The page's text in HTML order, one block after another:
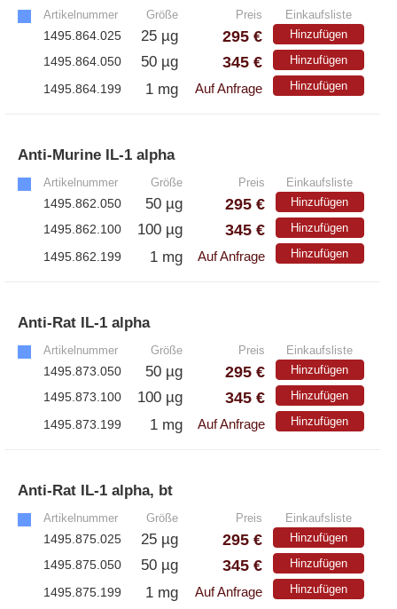
– Alle PeptiGrowth Produkte
– Kostenlose Muster
– Alle Diaclone Produkte
– Antikörper
– ELISA-Kits
– EliSpot-Kits
– Alle Antikörper
– Anti-murine
– Monoclonale Antikörper
White Label und Geräte
– Alle White Label und technische Produkte
– A·EL·VIS Produkte
– EzScope 101 Live Cell Imaging System
Artikelnummer Größe Preis Einkaufsliste
1495.864.025 25 µg 295 € Hinzufügen
1495.864.050 50 µg 345 € Hinzufügen
1495.864.199 1 mg Auf Anfrage Hinzufügen
Anti-Murine IL-1 alpha
Artikelnummer Größe Preis Einkaufsliste
1495.862.050 50 µg 295 € Hinzufügen
1495.862.100 100 µg 345 € Hinzufügen
1495.862.199 1 mg Auf Anfrage Hinzufügen
Anti-Rat IL-1 alpha
Artikelnummer Größe Preis Einkaufsliste
1495.873.050 50 µg 295 € Hinzufügen
1495.873.100 100 µg 345 € Hinzufügen
1495.873.199 1 mg Auf Anfrage Hinzufügen
Anti-Rat IL-1 alpha, bt
Artikelnummer Größe Preis Einkaufsliste
1495.875.025 25 µg 295 € Hinzufügen
1495.875.050 50 µg 345 € Hinzufügen
1495.875.199 1 mg Auf Anfrage Hinzufügen